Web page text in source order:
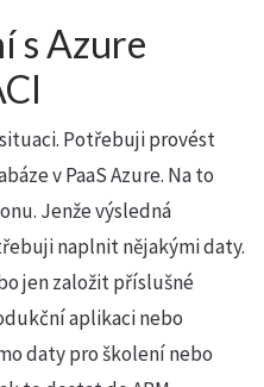
s Azure
Potřebuji provést
v PaaS Azure. Na to
Jenže výsledná
naplnit nějakými daty.
jen založit příslušné
aplikaci nebo
daty pro školení nebo